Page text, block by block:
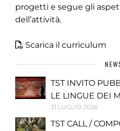
progetti e segue gli
dell’attività.
Scarica il curriculum
TST INVITO
LE LINGUE DEI
31 LUGLIO 2026
TST CALL /